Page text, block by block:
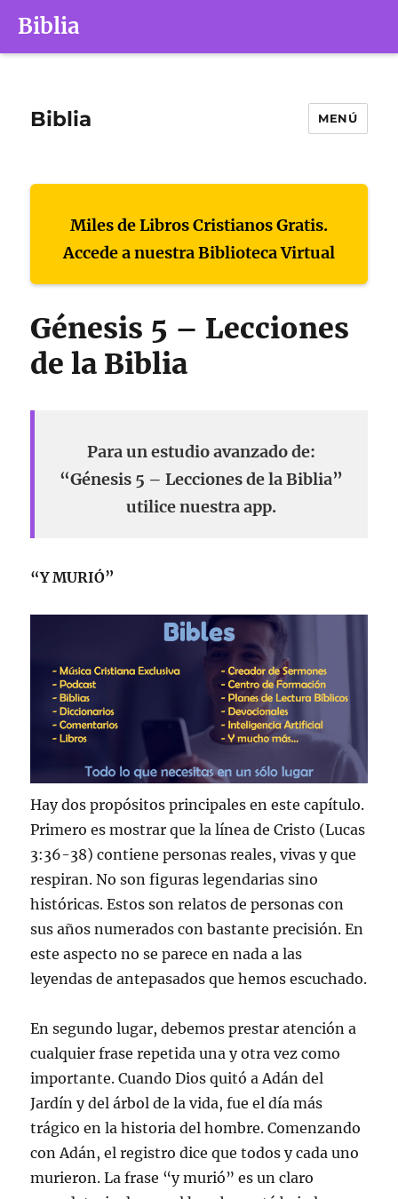
Biblia
Biblia MENÚ
Miles de Libros Cristianos Gratis.
Accede a nuestra Biblioteca Virtual
Génesis 5 – Lecciones
de la Biblia
Para un estudio avanzado de:
“Génesis 5 – Lecciones de la Biblia”
utilice nuestra app.
“Y MURIÓ”
Hay dos propósitos principales en este capítulo.
Primero es mostrar que la línea de Cristo (Lucas
3:36-38) contiene personas reales, vivas y que
respiran. No son figuras legendarias sino
históricas. Estos son relatos de personas con
sus años numerados con bastante precisión. En
este aspecto no se parece en nada a las
leyendas de antepasados que hemos escuchado.
En segundo lugar, debemos prestar atención a
cualquier frase repetida una y otra vez como
importante. Cuando Dios quitó a Adán del
Jardín y del árbol de la vida, fue el día más
trágico en la historia del hombre. Comenzando
con Adán, el registro dice que todos y cada uno
murieron. La frase “y murió” es un claro